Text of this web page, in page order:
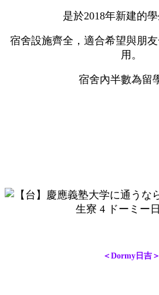
是於2018年新建的學
宿舍設施齊全，適合希望與朋
用。
宿舍內半數為留
＜Dormy日吉＞